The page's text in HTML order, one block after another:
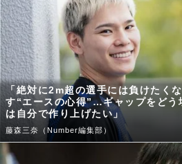
「絶対に2m超の選手には負けたく
す“エースの心得”…ギャップをどう
は自分で作り上げたい」
藤森三奈（Number編集部）